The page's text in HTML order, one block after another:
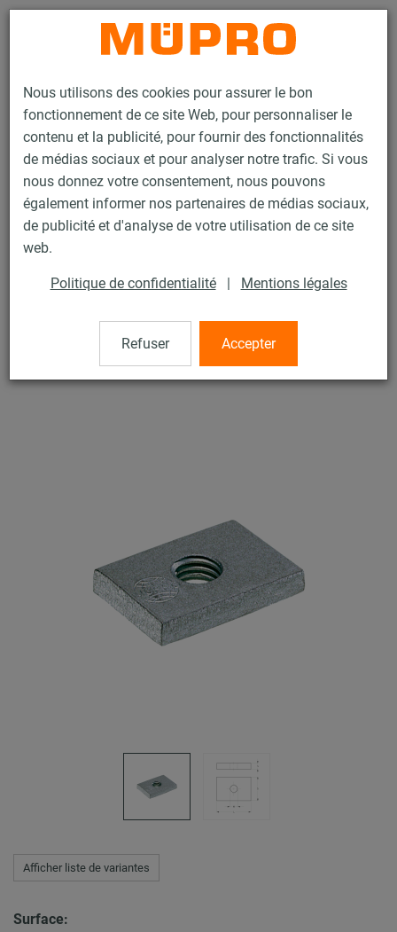
Nous utilisons des cookies pour assurer le bon
fonctionnement de ce site Web, pour personnaliser le
contenu et la publicité, pour fournir des fonctionnalités
de médias sociaux et pour analyser notre trafic. Si vous
nous donnez votre consentement, nous pouvons
également informer nos partenaires de médias sociaux,
de publicité et d'analyse de votre utilisation de ce site
web.
Politique de confidentialité | Mentions légales
Refuser Accepter
Contact
Produits Technique de fixation Rails d'installation Ecrou rail MPC
15 / 133
Ecrou rail MPC M8, 31 x 16 x 6 mm, pour Profil 38/40-
40/60, Inox 304
Afficher liste de variantes
Surface: